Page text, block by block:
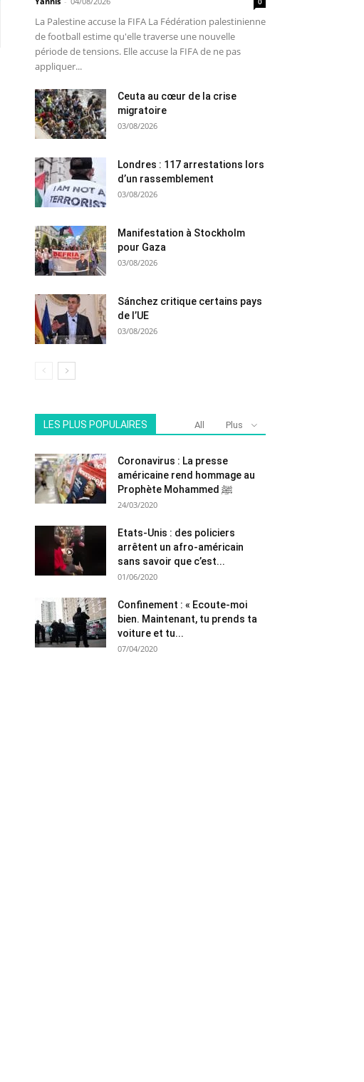
La Palestine accuse la FIFA La Fédération palestinienne
de football estime qu'elle traverse une nouvelle
période de tensions. Elle accuse la FIFA de ne pas
appliquer...
Ceuta au cœur de la crise
migratoire
03/08/2026
Londres : 117 arrestations lors
d’un rassemblement
03/08/2026
Manifestation à Stockholm
pour Gaza
03/08/2026
Sánchez critique certains pays
de l’UE
03/08/2026
LES PLUS POPULAIRES All Plus
Coronavirus : La presse
américaine rend hommage au
Prophète Mohammed ﷺ
24/03/2020
Etats-Unis : des policiers
arrêtent un afro-américain
sans savoir que c’est...
01/06/2020
Confinement : « Ecoute-moi
bien. Maintenant, tu prends ta
voiture et tu...
07/04/2020